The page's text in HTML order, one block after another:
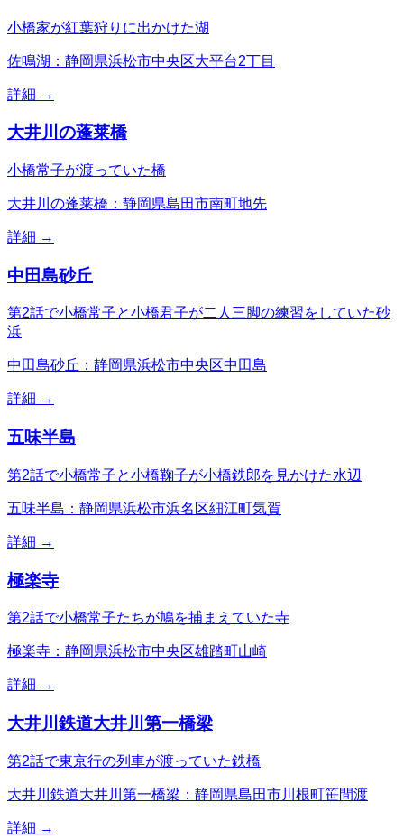
小橋家が紅葉狩りに出かけた湖
佐鳴湖：静岡県浜松市中央区大平台2丁目
詳細 →
大井川の蓬莱橋
小橋常子が渡っていた橋
大井川の蓬莱橋：静岡県島田市南町地先
詳細 →
中田島砂丘
第2話で小橋常子と小橋君子が二人三脚の練習をしていた砂
浜
中田島砂丘：静岡県浜松市中央区中田島
詳細 →
五味半島
第2話で小橋常子と小橋鞠子が小橋鉄郎を見かけた水辺
五味半島：静岡県浜松市浜名区細江町気賀
詳細 →
極楽寺
第2話で小橋常子たちが鳩を捕まえていた寺
極楽寺：静岡県浜松市中央区雄踏町山崎
詳細 →
大井川鉄道大井川第一橋梁
第2話で東京行の列車が渡っていた鉄橋
大井川鉄道大井川第一橋梁：静岡県島田市川根町笹間渡
詳細 →